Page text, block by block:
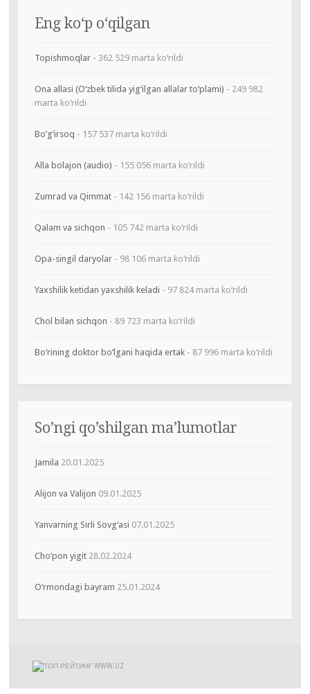
Eng ko‘p o‘qilgan
Topishmoqlar- 362 529 marta ko‘rildi
Ona allasi (O‘zbek tilida yig‘ilgan allalar to‘plami) - 249 982
marta ko‘rildi
Bo’g’irsoq - 157 537 marta ko‘rildi
Alla bolajon (audio) - 155 056 marta ko‘rildi
Zumrad va Qimmat- 142 156 marta ko‘rildi
Qalam va sichqon - 105 742 marta ko‘rildi
Opa-singil daryolar- 98 106 marta ko‘rildi
Yaxshilik ketidan yaxshilik keladi - 97 824 marta ko‘rildi
Chol bilan sichqon - 89 723 marta ko‘rildi
Bo‘rining doktor bo‘lgani haqida ertak- 87 996 marta ko‘rildi
So’ngi qo’shilgan ma’lumotlar
Jamila 20.01.2025
Alijon va Valijon 09.01.2025
Yanvarning Sirli Sovg‘asi 07.01.2025
Cho‘pon yigit 28.02.2024
O‘rmondagi bayram 25.01.2024